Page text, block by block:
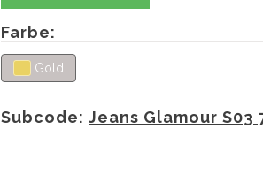
Farbe:
Gold
Subcode:Jeans Glamour S03